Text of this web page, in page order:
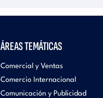
ÁREAS TEMÁTICAS
Comercial y Ventas
Comercio Internacional
Comunicación y Publicidad